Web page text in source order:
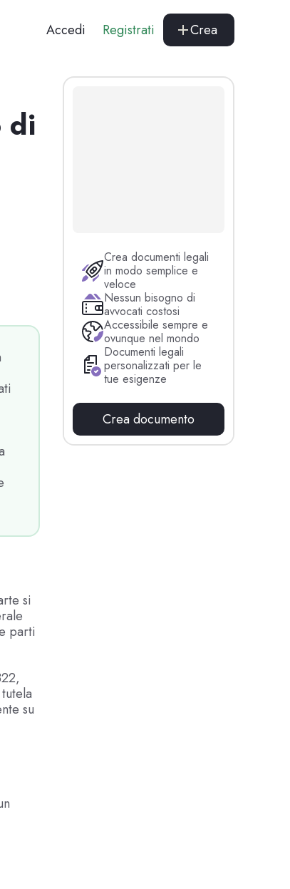
Accedi Registrati Crea
di
Crea documenti legali
in modo semplice e
veloce
Nessun bisogno di
avvocati costosi
Accessibile sempre e
ovunque nel mondo
Documenti legali
personalizzati per le
tue esigenze
Crea documento
si
parti
su